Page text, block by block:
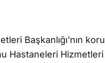
Başkanlığı'nın
Hastaneleri